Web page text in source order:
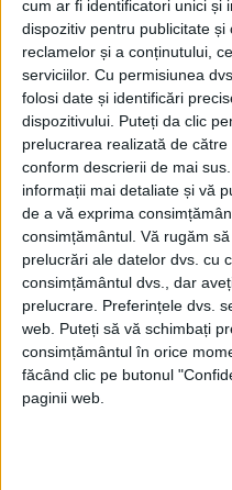
cum ar fi identificatori unici și
dispozitiv pentru publicitate
reclamelor și a conținutului,
serviciilor. Cu permisiunea
folosi date și identificări
dispozitivului. Puteți da clic
prelucrarea realizată de
conform descrierii de mai
informații mai detaliate și vă
de a vă exprima
consimțământul. Vă rugăm
prelucrări ale datelor dvs. cu
consimțământul dvs., dar
prelucrare. Preferințele dvs.
web. Puteți să vă schimbați
consimțământul în orice
făcând clic pe butonul
paginii web.
ETICHETE: CHINA ,POLITIE
PUBLICAT IN CATEGORIILE:
DISTRIBUIE ȘTIREA: FACEBOOK
DACĂ VA PLAC MATERIALELE
ȘI PE PAGINA NOASTRĂ DE
RECOMANDARI
Istoria
la sloturile
Istoria